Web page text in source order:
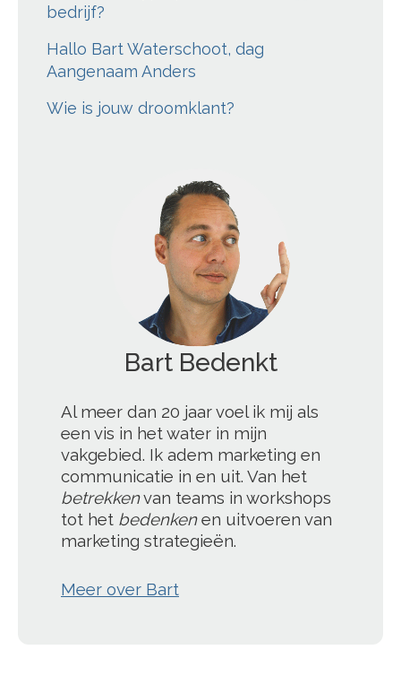
bedrijf?
Hallo Bart Waterschoot, dag
Aangenaam Anders
Wie is jouw droomklant?
';
Bart Bedenkt
Al meer dan 20 jaar voel ik mij als
een vis in het water in mijn
vakgebied. Ik adem marketing en
communicatie in en uit. Van het
betrekkenvan teams in workshops
tot het bedenkenen uitvoeren van
marketing strategieën.
Meer over Bart